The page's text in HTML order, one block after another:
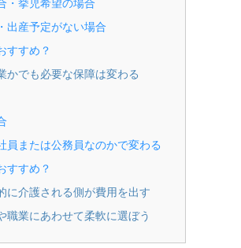
出産予定がない場合
すすめ？
かでも必要な保障は変わる
員または公務員なのかで変わる
すすめ？
に介護される側が費用を出す
職業にあわせて柔軟に選ぼう